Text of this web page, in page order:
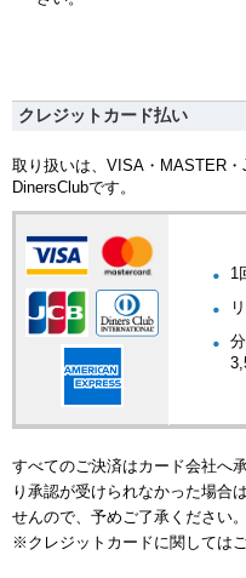
クレジットカード払い
取り扱いは、VISA・MASTER
DinersClubです。
1
すべてのご決済はカード会社へ
り承認が受けられなかった場合
せんので、予めご了承ください。
※クレジットカードに関しては